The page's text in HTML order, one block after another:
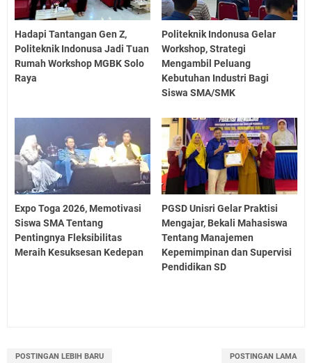
Hadapi Tantangan Gen Z,
Politeknik Indonusa Jadi Tuan
Rumah Workshop MGBK Solo
Raya
Politeknik Indonusa Gelar
Workshop, Strategi
Mengambil Peluang
Kebutuhan Industri Bagi
Siswa SMA/SMK
Expo Toga 2026, Memotivasi
Siswa SMA Tentang
Pentingnya Fleksibilitas
Meraih Kesuksesan Kedepan
PGSD Unisri Gelar Praktisi
Mengajar, Bekali Mahasiswa
Tentang Manajemen
Kepemimpinan dan Supervisi
Pendidikan SD
POSTINGAN LEBIH BARU POSTINGAN LAMA